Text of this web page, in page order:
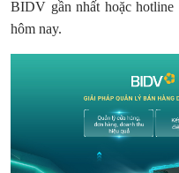
BIDV gần nhất hoặc hotline
hôm nay.